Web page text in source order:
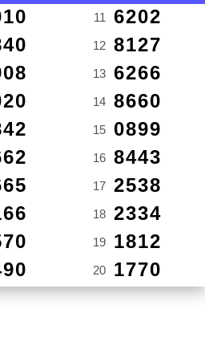
11 6202
12 8127
13 6266
14 8660
15 0899
16 8443
17 2538
18 2334
19 1812
20 1770